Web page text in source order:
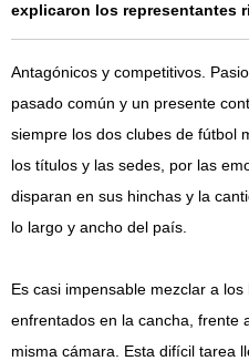
explicaron los representantes
Antagónicos y competitivos.
pasado común y un presente
siempre los dos clubes de fútbol
los títulos y las sedes, por las
disparan en sus hinchas y la
lo largo y ancho del país.
Es casi impensable mezclar a
enfrentados en la cancha, frente
misma cámara. Esta difícil tarea